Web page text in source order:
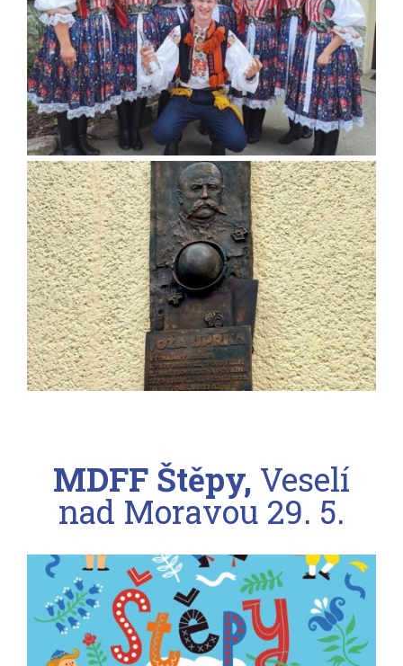
MDFF Štěpy, Veselí
nad Moravou 29. 5.